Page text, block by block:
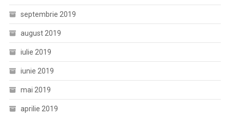
septembrie 2019
august 2019
iulie 2019
iunie 2019
mai 2019
aprilie 2019